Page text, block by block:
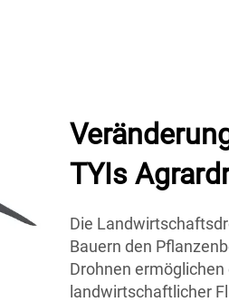
TYIs
Die
Bauern den
Drohnen
landwirtschaftlicher